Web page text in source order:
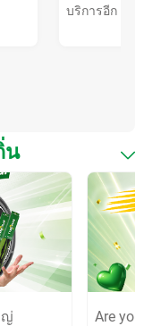
บริการอีก
น
ญ่
Are